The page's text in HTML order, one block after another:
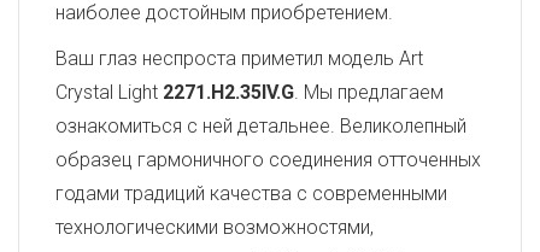
наиболее достойным приобретением.
Ваш глаз неспроста приметил модель Art
Crystal Light 2271.H2.35IV.G. Мы предлагаем
ознакомиться с ней детальнее. Великолепный
образец гармоничного соединения отточенных
годами традиций качества с современными
технологическими возможностями,